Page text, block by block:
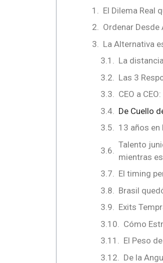
El Dilema Real
Ordenar Desde
La Alternativa
La
Las 3
CEO a
De Cuello
13 años
Talento
mientras
El timing
Brasil
Exits
Cómo
El Peso
De la